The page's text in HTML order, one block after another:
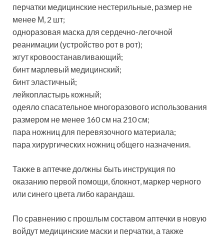
перчатки медицинские нестерильные, размер не
менее М, 2 шт;
одноразовая маска для сердечно-легочной
реанимации (устройство рот в рот);
жгут кровоостанавливающий;
бинт марлевый медицинский;
бинт эластичный;
лейкопластырь кожный;
одеяло спасательное многоразового использования
размером не менее 160 см на 210 см;
пара ножниц для перевязочного материала;
пара хирургических ножниц общего назначения.
Также в аптечке должны быть инструкция по
оказанию первой помощи, блокнот, маркер черного
или синего цвета либо карандаш.
По сравнению с прошлым составом аптечки в новую
войдут медицинские маски и перчатки, а также